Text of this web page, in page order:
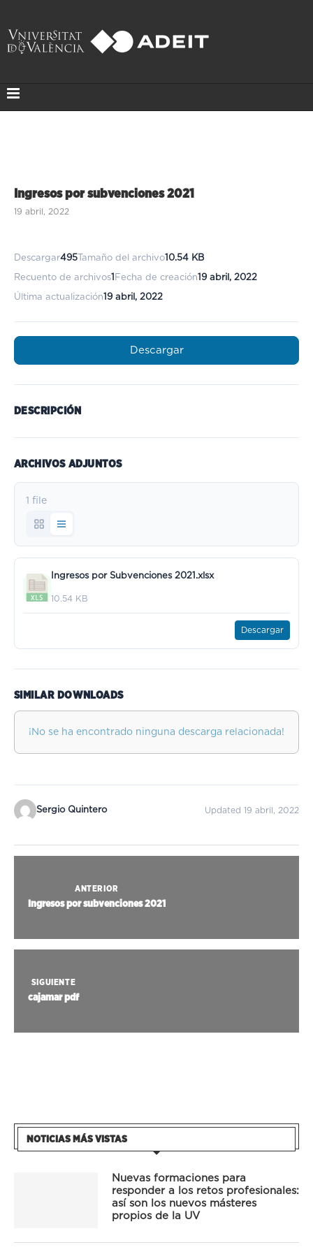
Ingresos por subvenciones 2021
19 abril, 2022
Descargar495 Tamaño del archivo10.54 KB
Recuento de archivos1 Fecha de creación19 abril, 2022
Última actualización19 abril, 2022
Descargar
DESCRIPCIÓN
ARCHIVOS ADJUNTOS
1 file
Ingresos por Subvenciones 2021.xlsx
10.54 KB
Descargar
SIMILAR DOWNLOADS
¡No se ha encontrado ninguna descarga relacionada!
Sergio Quintero Updated 19 abril, 2022
ANTERIOR
Ingresos por subvenciones 2021
SIGUIENTE
cajamar pdf
NOTICIAS MÁS VISTAS
Nuevas formaciones para
responder a los retos profesionales:
así son los nuevos másteres
propios de la UV